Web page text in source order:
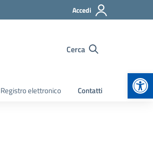
Accedi
Cerca
Registro elettronico Contatti